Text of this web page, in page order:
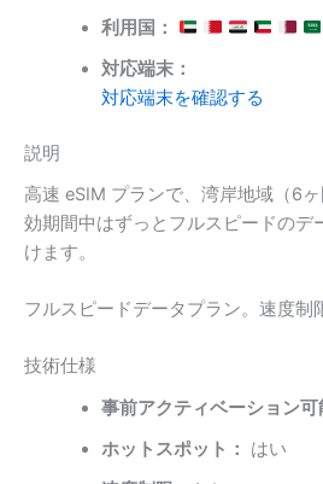
利用国：
対応端末：
対応端末を確認する
説明
高速 eSIM プランで、湾岸地域（6
効期間中はずっとフルスピードのデ
けます。
フルスピードデータプラン。速度制
技術仕様
事前アクティベーション可
ホットスポット：
はい